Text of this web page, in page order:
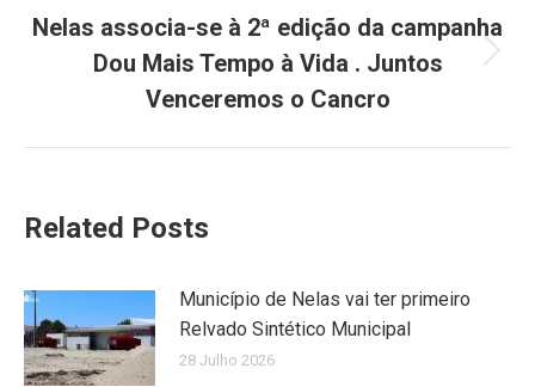
Next
post:
Nelas associa-se à 2ª edição da campanha
Dou Mais Tempo à Vida . Juntos
Venceremos o Cancro
Related Posts
Município de Nelas vai ter primeiro
Relvado Sintético Municipal
28 Julho 2026